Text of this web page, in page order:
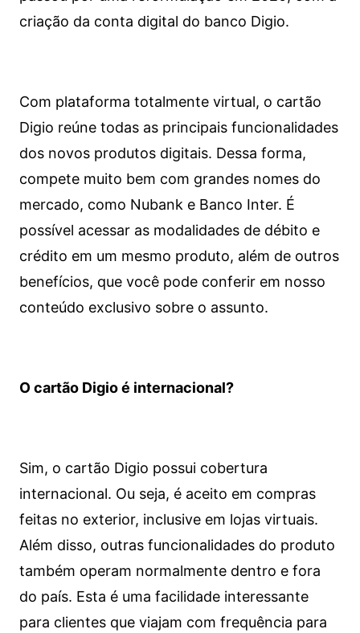
criação da conta digital do banco Digio.
Com plataforma totalmente virtual, o cartão
Digio reúne todas as principais funcionalidades
dos novos produtos digitais. Dessa forma,
compete muito bem com grandes nomes do
mercado, como Nubank e Banco Inter. É
possível acessar as modalidades de débito e
crédito em um mesmo produto, além de outros
benefícios, que você pode conferir em nosso
conteúdo exclusivo sobre o assunto.
O cartão Digio é internacional?
Sim, o cartão Digio possui cobertura
internacional. Ou seja, é aceito em compras
feitas no exterior, inclusive em lojas virtuais.
Além disso, outras funcionalidades do produto
também operam normalmente dentro e fora
do país. Esta é uma facilidade interessante
para clientes que viajam com frequência para